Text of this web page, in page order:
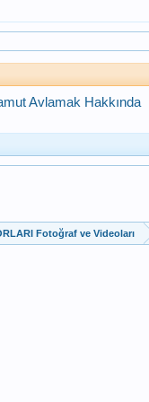
Avlamak Hakkında
Fotoğraf ve Videoları